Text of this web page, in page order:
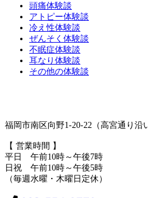
頭痛体験談
アトピー体験談
冷え性体験談
ぜんそく体験談
不眠症体験談
耳なり体験談
その他の体験談
福岡市南区向野1-20-22（高宮通り沿
【 営業時間 】
平日 午前10時～午後7時
日祝 午前10時～午後5時
（毎週水曜・木曜日定休）